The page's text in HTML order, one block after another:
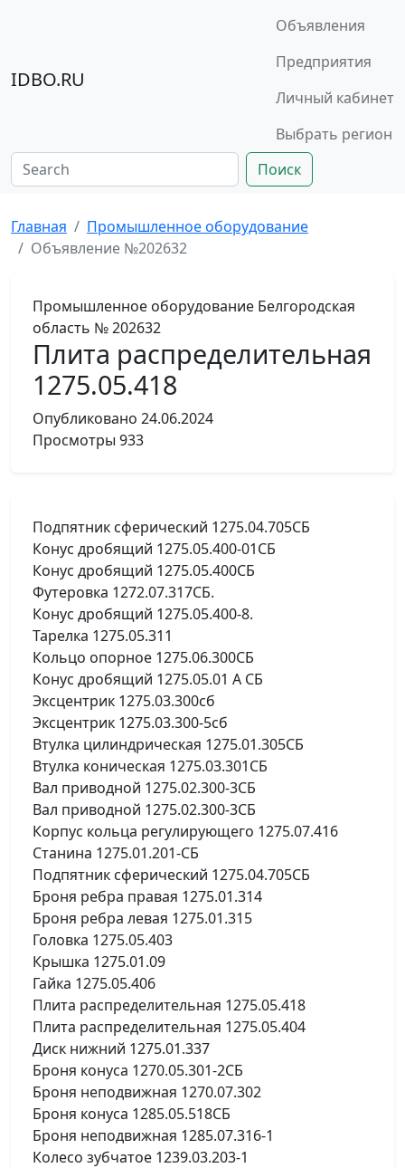
IDBO.RU
Объявления
Предприятия
Личный кабинет
Выбрать регион
Поиск
Главная
Промышленное оборудование
Объявление №202632
Промышленное оборудование Белгородская
область № 202632
Плита распределительная
1275.05.418
Опубликовано 24.06.2024
Просмотры 933
Подпятник сферический 1275.04.705СБ
Конус дробящий 1275.05.400-01СБ
Конус дробящий 1275.05.400СБ
Футеровка 1272.07.317СБ.
Конус дробящий 1275.05.400-8.
Тарелка 1275.05.311
Кольцо опорное 1275.06.300СБ
Конус дробящий 1275.05.01 А СБ
Эксцентрик 1275.03.300сб
Эксцентрик 1275.03.300-5сб
Втулка цилиндрическая 1275.01.305СБ
Втулка коническая 1275.03.301СБ
Вал приводной 1275.02.300-3СБ
Вал приводной 1275.02.300-3СБ
Корпус кольца регулирующего 1275.07.416
Станина 1275.01.201-СБ
Подпятник сферический 1275.04.705СБ
Броня ребра правая 1275.01.314
Броня ребра левая 1275.01.315
Головка 1275.05.403
Крышка 1275.01.09
Гайка 1275.05.406
Плита распределительная 1275.05.418
Плита распределительная 1275.05.404
Диск нижний 1275.01.337
Броня конуса 1270.05.301-2СБ
Броня неподвижная 1270.07.302
Броня конуса 1285.05.518СБ
Броня неподвижная 1285.07.316-1
Колесо зубчатое 1239.03.203-1